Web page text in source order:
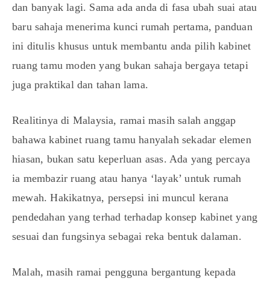
dan banyak lagi. Sama ada anda di fasa ubah suai atau
baru sahaja menerima kunci rumah pertama, panduan
ini ditulis khusus untuk membantu anda pilih kabinet
ruang tamu moden yang bukan sahaja bergaya tetapi
juga praktikal dan tahan lama.
Realitinya di Malaysia, ramai masih salah anggap
bahawa kabinet ruang tamu hanyalah sekadar elemen
hiasan, bukan satu keperluan asas. Ada yang percaya
ia membazir ruang atau hanya ‘layak’ untuk rumah
mewah. Hakikatnya, persepsi ini muncul kerana
pendedahan yang terhad terhadap konsep kabinet yang
sesuai dan fungsinya sebagai reka bentuk dalaman.
Malah, masih ramai pengguna bergantung kepada